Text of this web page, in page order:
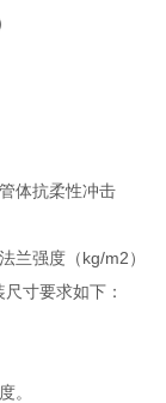
管体抗柔性冲击
法兰强度（kg/m2）
寸要求如下：
。